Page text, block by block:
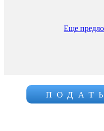
Еще